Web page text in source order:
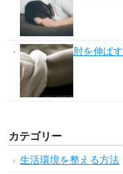
肘を伸ば
カテゴリー
生活環境を整える方法